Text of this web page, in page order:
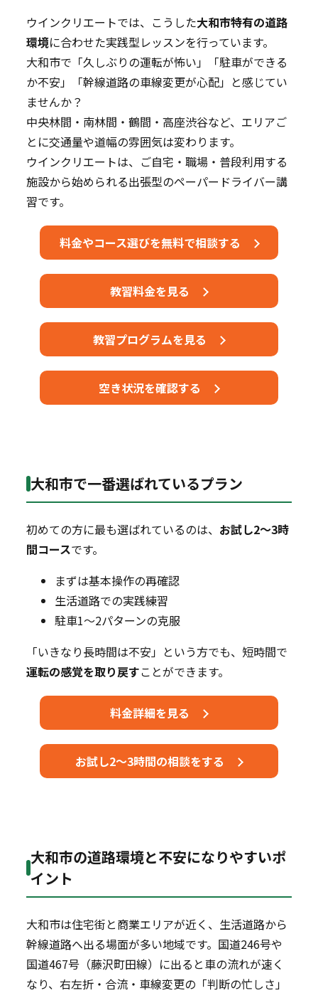
ウインクリエートでは、こうした大和市特有の道路
環境に合わせた実践型レッスンを行っています。
大和市で「久しぶりの運転が怖い」「駐車ができる
か不安」「幹線道路の車線変更が心配」と感じてい
ませんか？
中央林間・南林間・鶴間・高座渋谷など、エリアご
とに交通量や道幅の雰囲気は変わります。
ウインクリエートは、ご自宅・職場・普段利用する
施設から始められる出張型のペーパードライバー講
習です。
料金やコース選びを無料で相談する
教習料金を見る
教習プログラムを見る
空き状況を確認する
大和市で一番選ばれているプラン
初めての方に最も選ばれているのは、 お試し2～3時
間コースです。
まずは基本操作の再確認
生活道路での実践練習
駐車1～2パターンの克服
「いきなり長時間は不安」という方でも、短時間で
運転の感覚を取り戻すことができます。
料金詳細を見る
お試し2～3時間の相談をする
大和市の道路環境と不安になりやすいポ
イント
大和市は住宅街と商業エリアが近く、生活道路から
幹線道路へ出る場面が多い地域です。国道246号や
国道467号（藤沢町田線）に出ると車の流れが速く
なり、右左折・合流・車線変更の「判断の忙しさ」